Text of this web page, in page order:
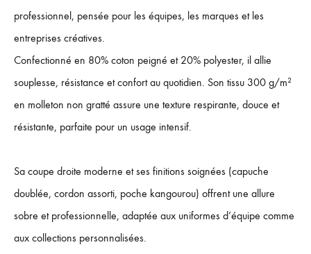
professionnel, pensée pour les équipes, les marques et les
entreprises créatives.
Confectionné en 80% coton peigné et 20% polyester, il allie
souplesse, résistance et confort au quotidien. Son tissu 300 g/m²
en molleton non gratté assure une texture respirante, douce et
résistante, parfaite pour un usage intensif.
Sa coupe droite moderne et ses finitions soignées (capuche
doublée, cordon assorti, poche kangourou) offrent une allure
sobre et professionnelle, adaptée aux uniformes d’équipe comme
aux collections personnalisées.